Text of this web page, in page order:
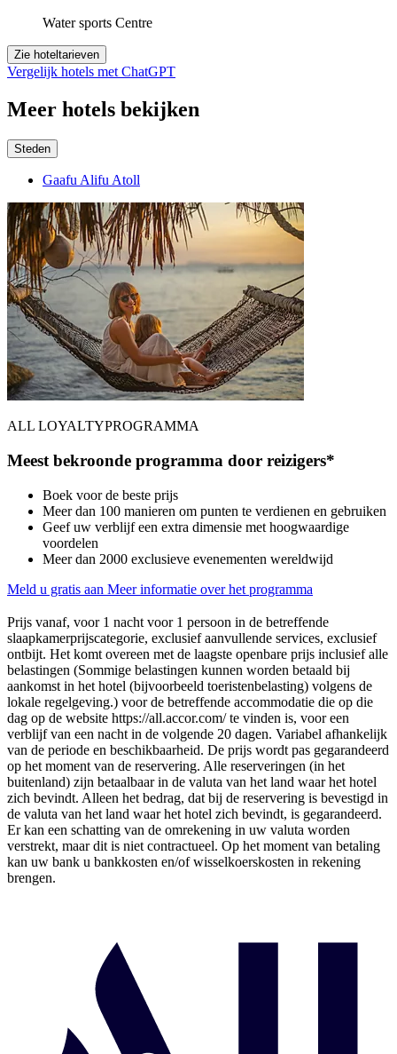
Water sports Centre
Zie hoteltarieven
Vergelijk hotels met ChatGPT
Meer hotels bekijken
Steden
Gaafu Alifu Atoll
ALL LOYALTYPROGRAMMA
Meest bekroonde programma door reizigers*
Boek voor de beste prijs
Meer dan 100 manieren om punten te verdienen en gebruiken
Geef uw verblijf een extra dimensie met hoogwaardige
voordelen
Meer dan 2000 exclusieve evenementen wereldwijd
Meld u gratis aan Meer informatie over het programma
Prijs vanaf, voor 1 nacht voor 1 persoon in de betreffende
slaapkamerprijscategorie, exclusief aanvullende services, exclusief
ontbijt. Het komt overeen met de laagste openbare prijs inclusief alle
belastingen (Sommige belastingen kunnen worden betaald bij
aankomst in het hotel (bijvoorbeeld toeristenbelasting) volgens de
lokale regelgeving.) voor de betreffende accommodatie die op die
dag op de website https://all.accor.com/ te vinden is, voor een
verblijf van een nacht in de volgende 20 dagen. Variabel afhankelijk
van de periode en beschikbaarheid. De prijs wordt pas gegarandeerd
op het moment van de reservering. Alle reserveringen (in het
buitenland) zijn betaalbaar in de valuta van het land waar het hotel
zich bevindt. Alleen het bedrag, dat bij de reservering is bevestigd in
de valuta van het land waar het hotel zich bevindt, is gegarandeerd.
Er kan een schatting van de omrekening in uw valuta worden
verstrekt, maar dit is niet contractueel. Op het moment van betaling
kan uw bank u bankkosten en/of wisselkoerskosten in rekening
brengen.